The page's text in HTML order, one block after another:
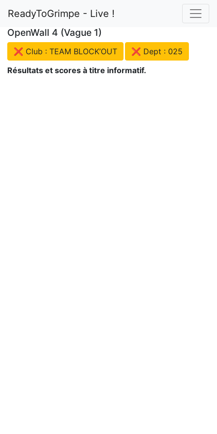
ReadyToGrimpe - Live !
OpenWall 4 (Vague 1)
❌ Club : TEAM BLOCK’OUT
❌ Dept : 025
Résultats et scores à titre informatif.